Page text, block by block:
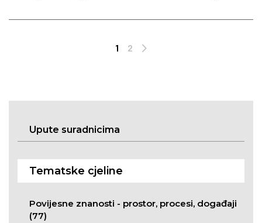
1 2 Next
Upute suradnicima
Tematske cjeline
Povijesne znanosti - prostor, procesi, događaji
(77)